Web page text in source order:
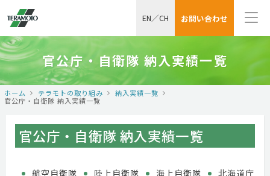
お問い合わせ
EN／CH
官公庁・自衛隊 納入実績一覧
ホーム テラモトの取り組み
納入実績一覧
官公庁・自衛隊 納入実績一覧
官公庁・自衛隊 納入実績一覧
航空自衛隊 陸上自衛隊 海上自衛隊
北海道庁